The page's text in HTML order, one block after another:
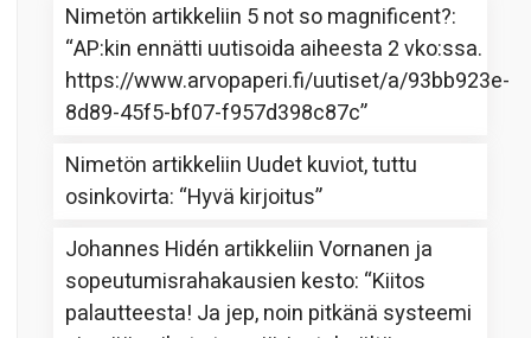
Nimetön artikkeliin 5 not so magnificent?:
“AP:kin ennätti uutisoida aiheesta 2 vko:ssa.
https://www.arvopaperi.fi/uutiset/a/93bb923e-
8d89-45f5-bf07-f957d398c87c”
Nimetön artikkeliin Uudet kuviot, tuttu
osinkovirta: “Hyvä kirjoitus”
Johannes Hidén artikkeliinVornanen ja
sopeutumisrahakausien kesto: “Kiitos
palautteesta! Ja jep, noin pitkänä systeemi